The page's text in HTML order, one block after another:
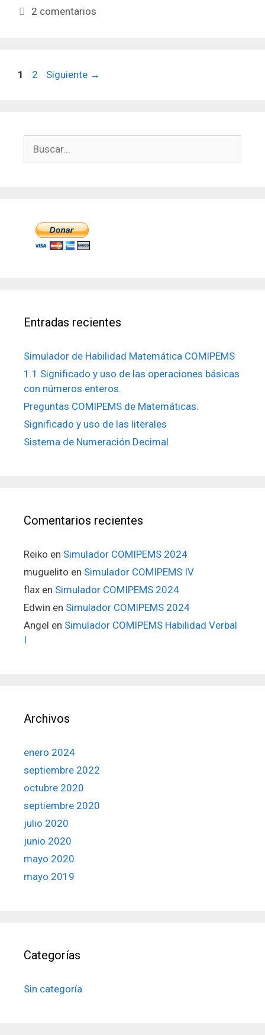
2 comentarios
Página
1 Página
2 Siguiente →
Entradas recientes
Simulador de Habilidad Matemática COMIPEMS
1.1 Significado y uso de las operaciones básicas
con números enteros.
Preguntas COMIPEMS de Matemáticas.
Significado y uso de las literales
Sistema de Numeración Decimal
Comentarios recientes
Reiko en Simulador COMIPEMS 2024
muguelito en Simulador COMIPEMS IV
flax en Simulador COMIPEMS 2024
Edwin en Simulador COMIPEMS 2024
Angel en Simulador COMIPEMS Habilidad Verbal
I
Archivos
enero 2024
septiembre 2022
octubre 2020
septiembre 2020
julio 2020
junio 2020
mayo 2020
mayo 2019
Categorías
Sin categoría